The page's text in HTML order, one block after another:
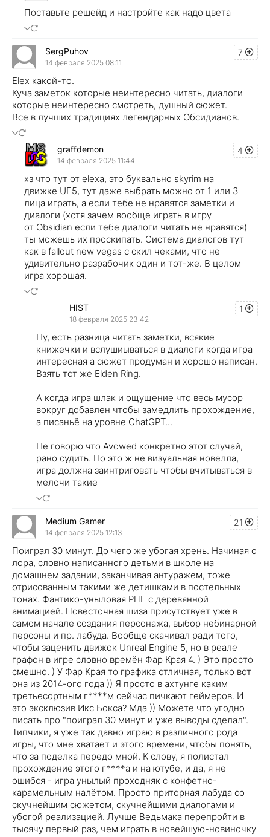
Поставьте решейд и настройте как надо цвета
7
SergPuhov
14 февраля 2025 08:11
Elex какой-то.
Куча заметок которые неинтересно читать, диалоги
которые неинтересно смотреть, душный сюжет.
Все в лучших традициях легендарных Обсидианов.
4
graffdemon
14 февраля 2025 11:44
хз что тут от elexa, это буквально skyrim на
движке UE5, тут даже выбрать можно от 1 или 3
лица играть, а если тебе не нравятся заметки и
диалоги (хотя зачем вообще играть в игру
от Obsidian если тебе диалоги читать не нравятся)
ты можешь их проскипать. Система диалогов тут
как в fallout new vegas c скил чеками, что не
удивительно разрабочик один и тот-же. В целом
игра хорошая.
1
HIST
18 февраля 2025 23:42
Ну, есть разница читать заметки, всякие
книжечки и вслушиываться в диалоги когда игра
интересная а сюжет продуман и хорошо написан.
Взять тот же Elden Ring.
А когда игра шлак и ощущение что весь мусор
вокруг добавлен чтобы замедлить прохождение,
а писаньё на уровне ChatGPT...
Не говорю что Avowed конкретно этот случай,
рано судить. Но это ж не визуальная новелла,
игра должна заинтриговать чтобы вчитываться в
мелочи такие
21
Medium Gamer
14 февраля 2025 12:13
Поиграл 30 минут. До чего же убогая хрень. Начиная с
лора, словно написанного детьми в школе на
домашнем задании, заканчивая антуражем, тоже
отрисованным такими же детишками в постельных
тонах. Фантико-уныловая РПГ с деревянной
анимацией. Повесточная шиза присутствует уже в
самом начале создания персонажа, выбор небинарной
персоны и пр. лабуда. Вообще скачивал ради того,
чтобы заценить движок Unreal Engine 5, но в реале
графон в игре словно времён Фар Края 4. ) Это просто
смешно. ) У Фар Края то графика отличная, только вот
она из 2014-ого года )) Я просто в ахтунге каким
третьесортным г****м сейчас пичкают геймеров. И
это эксклюзив Икс Бокса? Мда )) Можете что угодно
писать про "поиграл 30 минут и уже выводы сделал".
Типчики, я уже так давно играю в различного рода
игры, что мне хватает и этого времени, чтобы понять,
что за поделка передо мной. К слову, я полистал
прохождение этого г****а и на ютубе, и да, я не
ошибся - игра унылый проходняк с конфетно-
карамельным налётом. Просто приторная лабуда со
скучнейшим сюжетом, скучнейшими диалогами и
убогой реализацией. Лучше Ведьмака перепройти в
тысячу первый раз, чем играть в новейшую-новиночку